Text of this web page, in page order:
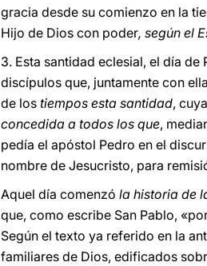
gracia desde su comienzo en la
Hijo de Dios con poder, según el
3. Esta santidad eclesial, el día
discípulos que, juntamente con
de los tiempos esta santidad,
concedida a todos los que,
pedía el apóstol Pedro en el
nombre de Jesucristo, para
Aquel día comenzó la historia de
que, como escribe San Pablo,
Según el texto ya referido en la
familiares de Dios, edificados